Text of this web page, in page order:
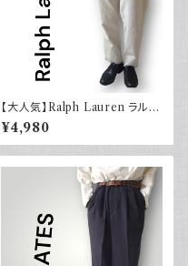
【大人気】Ralph Lauren ラルフ
ローレン チノパン アイボリー
¥4,980